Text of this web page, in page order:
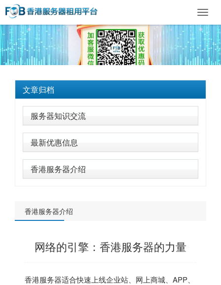
文章归档
服务器知识交流
最新优惠信息
香港服务器介绍
香港服务器介绍
网络的引擎：香港服务器的力量
香港服务器适合快速上线企业站、网上商城、APP、